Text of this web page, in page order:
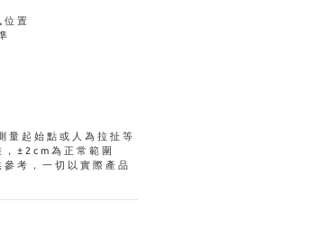
位置
量起始點或人為拉扯等
，±2cm為正常範圍
考，一切以實際產品